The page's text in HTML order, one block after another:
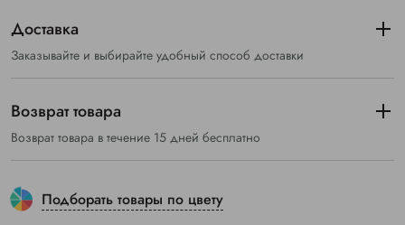
Доставка
Заказывайте и выбирайте удобный способ доставки
Возврат товара
Возврат товара в течение 15 дней бесплатно
Подборать товары по цвету